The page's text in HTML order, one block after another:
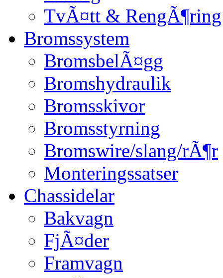
TvÃ¤tt & RengÃ¶ring
Bromssystem
BromsbelÃ¤gg
Bromshydraulik
Bromsskivor
Bromsstyrning
Bromswire/slang/rÃ¶r
Monteringssatser
Chassidelar
Bakvagn
FjÃ¤der
Framvagn